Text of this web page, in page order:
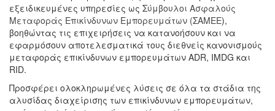
εξειδικευμένες υπηρεσίες ως Σύμβουλοι Ασφαλούς
Μεταφοράς Επικίνδυνων Εμπορευμάτων (ΣΑΜΕΕ),
βοηθώντας τις επιχειρήσεις να κατανοήσουν και να
εφαρμόσουν αποτελεσματικά τους διεθνείς κανονισμούς
μεταφοράς επικίνδυνων εμπορευμάτων ADR, IMDG και
RID.
Προσφέρει ολοκληρωμένες λύσεις σε όλα τα στάδια της
αλυσίδας διαχείρισης των επικίνδυνων εμπορευμάτων,